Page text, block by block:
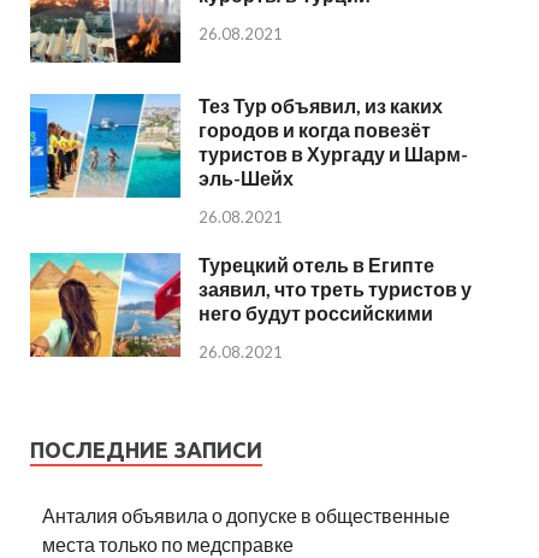
26.08.2021
Тез Тур объявил, из каких
городов и когда повезёт
туристов в Хургаду и Шарм-
эль-Шейх
26.08.2021
Турецкий отель в Египте
заявил, что треть туристов у
него будут российскими
26.08.2021
ПОСЛЕДНИЕ ЗАПИСИ
Анталия объявила о допуске в общественные
места только по медсправке